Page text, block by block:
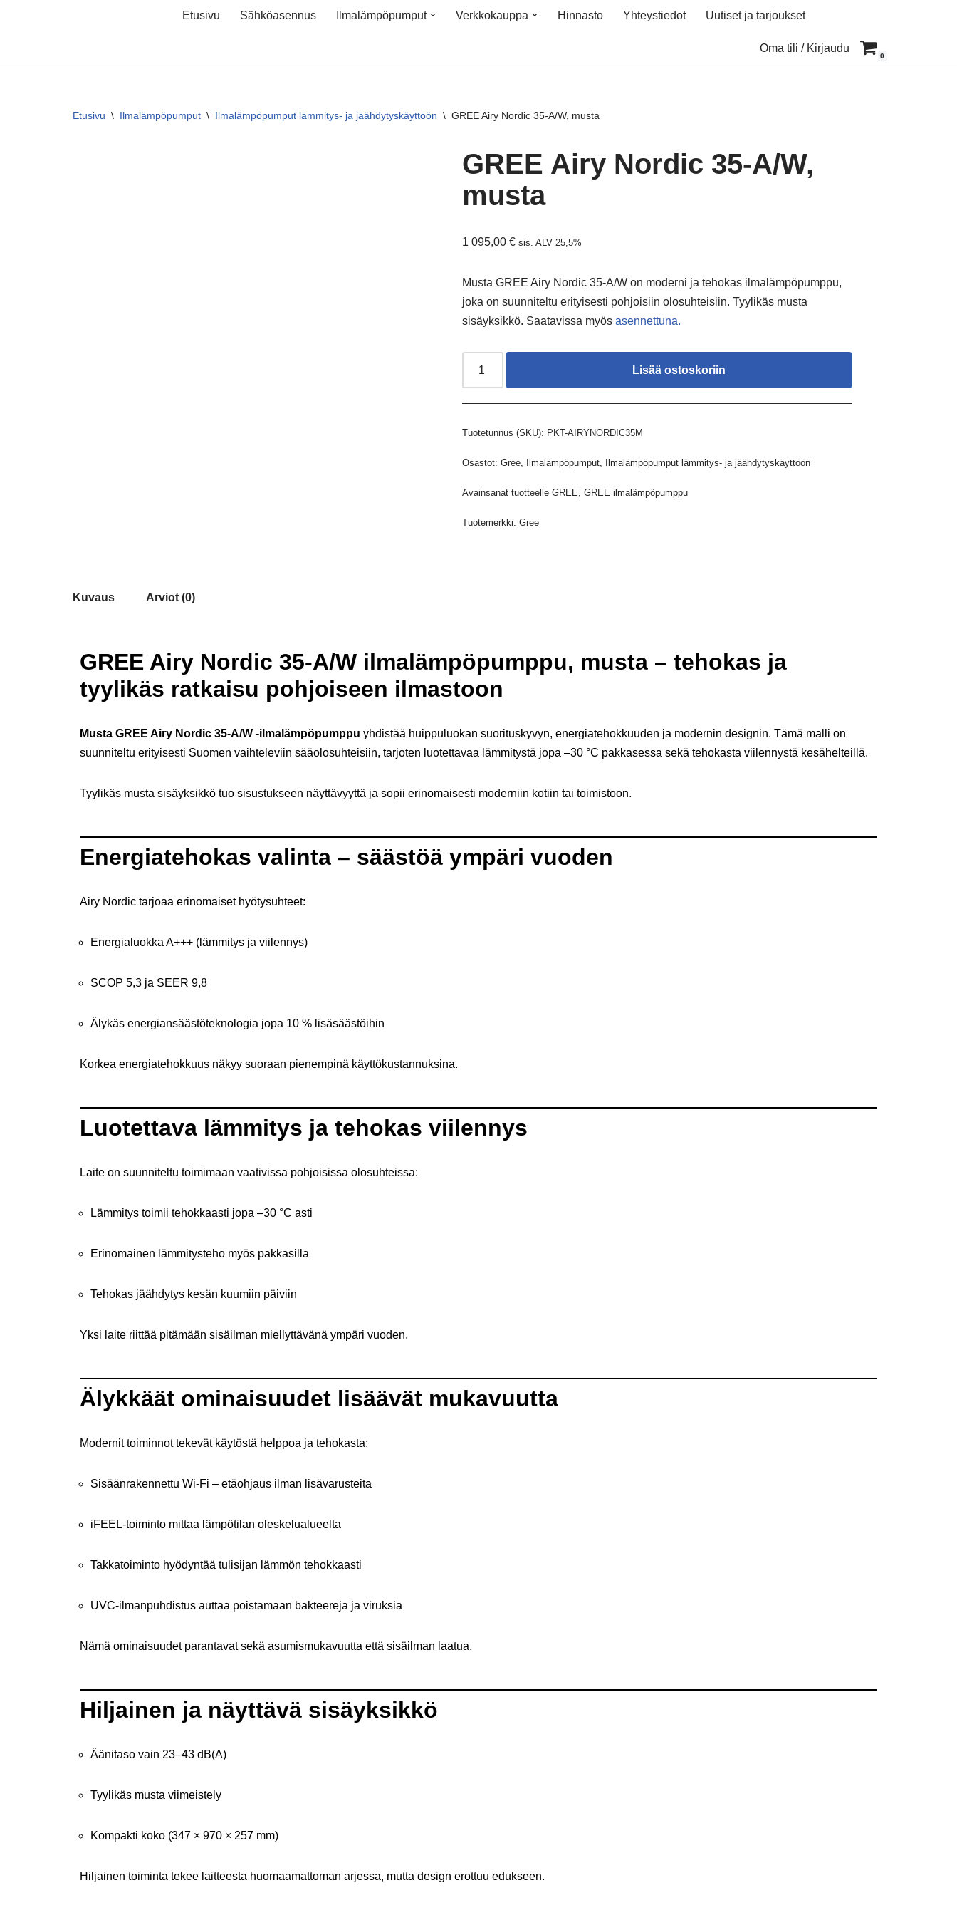
Etusivu Sähköasennus Ilmalämpöpumput Verkkokauppa Hinnasto Yhteystiedot Uutiset ja tarjoukset
Oma tili / Kirjaudu
0
Etusivu \ Ilmalämpöpumput \ Ilmalämpöpumput lämmitys- ja jäähdytyskäyttöön \ GREE Airy Nordic 35-A/W, musta
GREE Airy Nordic 35-A/W,
musta
1 095,00€ sis. ALV 25,5%
Musta GREE Airy Nordic 35-A/W on moderni ja tehokas ilmalämpöpumppu,
joka on suunniteltu erityisesti pohjoisiin olosuhteisiin. Tyylikäs musta
sisäyksikkö. Saatavissa myösasennettuna.
Lisää ostoskoriin
Tuotetunnus (SKU): PKT-AIRYNORDIC35M
Osastot:Gree, Ilmalämpöpumput, Ilmalämpöpumput lämmitys- ja jäähdytyskäyttöön
Avainsanat tuotteelleGREE,GREE ilmalämpöpumppu
Tuotemerkki:Gree
Kuvaus Arviot (0)
GREE Airy Nordic 35-A/W ilmalämpöpumppu, musta – tehokas ja
tyylikäs ratkaisu pohjoiseen ilmastoon
Musta GREE Airy Nordic 35-A/W -ilmalämpöpumppu yhdistää huippuluokan suorituskyvyn, energiatehokkuuden ja modernin designin. Tämä malli on
suunniteltu erityisesti Suomen vaihteleviin sääolosuhteisiin, tarjoten luotettavaa lämmitystä jopa –30 °C pakkasessa sekä tehokasta viilennystä kesähelteillä.
Tyylikäs musta sisäyksikkö tuo sisustukseen näyttävyyttä ja sopii erinomaisesti moderniin kotiin tai toimistoon.
Energiatehokas valinta – säästöä ympäri vuoden
Airy Nordic tarjoaa erinomaiset hyötysuhteet:
Energialuokka A+++ (lämmitys ja viilennys)
SCOP 5,3 ja SEER 9,8
Älykäs energiansäästöteknologia jopa 10 % lisäsäästöihin
Korkea energiatehokkuus näkyy suoraan pienempinä käyttökustannuksina.
Luotettava lämmitys ja tehokas viilennys
Laite on suunniteltu toimimaan vaativissa pohjoisissa olosuhteissa:
Lämmitys toimii tehokkaasti jopa –30 °C asti
Erinomainen lämmitysteho myös pakkasilla
Tehokas jäähdytys kesän kuumiin päiviin
Yksi laite riittää pitämään sisäilman miellyttävänä ympäri vuoden.
Älykkäät ominaisuudet lisäävät mukavuutta
Modernit toiminnot tekevät käytöstä helppoa ja tehokasta:
Sisäänrakennettu Wi-Fi – etäohjaus ilman lisävarusteita
iFEEL-toiminto mittaa lämpötilan oleskelualueelta
Takkatoiminto hyödyntää tulisijan lämmön tehokkaasti
UVC-ilmanpuhdistus auttaa poistamaan bakteereja ja viruksia
Nämä ominaisuudet parantavat sekä asumismukavuutta että sisäilman laatua.
Hiljainen ja näyttävä sisäyksikkö
Äänitaso vain 23–43 dB(A)
Tyylikäs musta viimeistely
Kompakti koko (347 × 970 × 257 mm)
Hiljainen toiminta tekee laitteesta huomaamattoman arjessa, mutta design erottuu edukseen.